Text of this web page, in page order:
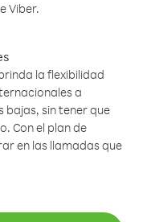
Viber.
la flexibilidad
a
bajas, sin tener que
Con el plan de
en las llamadas que